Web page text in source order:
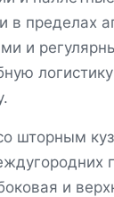
в пределах
и
шторным
и